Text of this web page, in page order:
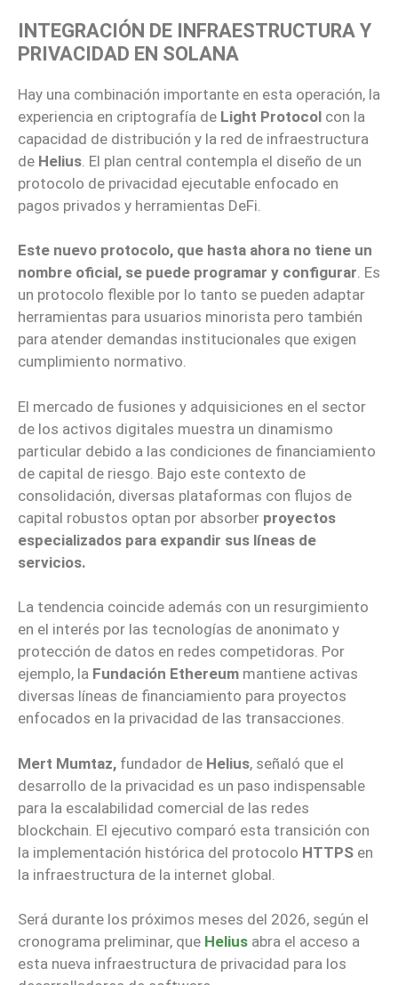
INTEGRACIÓN DE INFRAESTRUCTURA Y
PRIVACIDAD EN SOLANA
Hay una combinación importante en esta operación, la
experiencia en criptografía de Light Protocol con la
capacidad de distribución y la red de infraestructura
de Helius . El plan central contempla el diseño de un
protocolo de privacidad ejecutable enfocado en
pagos privados y herramientas DeFi.
Este nuevo protocolo, que hasta ahora no tiene un
nombre oficial, se puede programar y configurar. Es
un protocolo flexible por lo tanto se pueden adaptar
herramientas para usuarios minorista pero también
para atender demandas institucionales que exigen
cumplimiento normativo.
El mercado de fusiones y adquisiciones en el sector
de los activos digitales muestra un dinamismo
particular debido a las condiciones de financiamiento
de capital de riesgo. Bajo este contexto de
consolidación, diversas plataformas con flujos de
capital robustos optan por absorber proyectos
especializados para expandir sus líneas de
servicios.
La tendencia coincide además con un resurgimiento
en el interés por las tecnologías de anonimato y
protección de datos en redes competidoras. Por
ejemplo, la Fundación Ethereum mantiene activas
diversas líneas de financiamiento para proyectos
enfocados en la privacidad de las transacciones.
Mert Mumtaz, fundador de Helius, señaló que el
desarrollo de la privacidad es un paso indispensable
para la escalabilidad comercial de las redes
blockchain. El ejecutivo comparó esta transición con
la implementación histórica del protocolo HTTPS en
la infraestructura de la internet global.
Será durante los próximos meses del 2026, según el
cronograma preliminar, que Helius abra el acceso a
esta nueva infraestructura de privacidad para los